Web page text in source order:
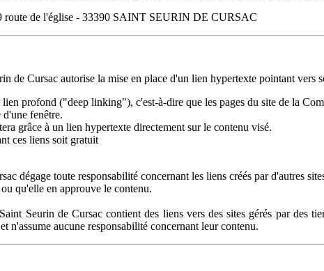
route de l'église - 33390 SAINT SEURIN DE CURSAC
de Cursac autorise la mise en place d'un lien hypertexte pointant vers
profond ("deep linking"), c'est-à-dire que les pages du site de la
fenêtre.
grâce à un lien hypertexte directement sur le contenu visé.
ces liens soit gratuit
dégage toute responsabilité concernant les liens créés par d'autres
qu'elle en approuve le contenu.
Seurin de Cursac contient des liens vers des sites gérés par des
n'assume aucune responsabilité concernant leur contenu.